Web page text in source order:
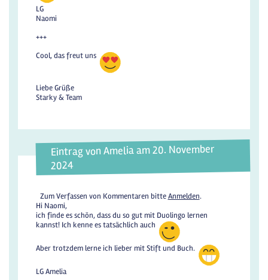
LG
Naomi
+++
Cool, das freut uns
Liebe Grüße
Starky & Team
Eintrag von Amelia am 20. November
2024
Zum Verfassen von Kommentaren bitteAnmelden.
Hi Naomi,
ich finde es schön, dass du so gut mit Duolingo lernen
kannst! Ich kenne es tatsächlich auch
Aber trotzdem lerne ich lieber mit Stift und Buch.
LG Amelia